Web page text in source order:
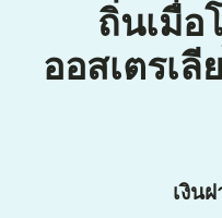
ถิ่นเมื่อ
ออสเตรเลี
เงิน